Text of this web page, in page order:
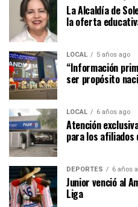
La Alcaldía de
la oferta
LOCAL 5 años ago
“Información
ser propósito
LOCAL 6 años ago
Atención
para los afiliados
DEPORTES 6 años
Junior venció al
Liga